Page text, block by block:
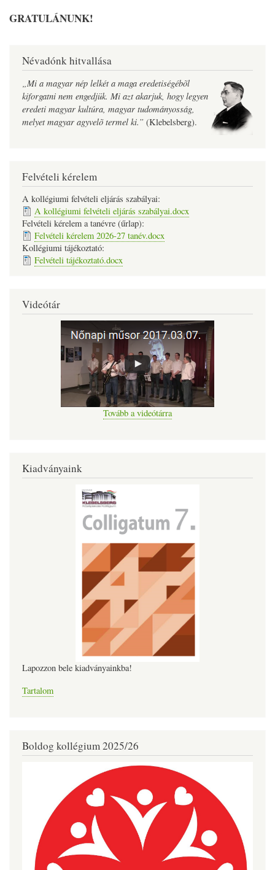
GRATULÁNUNK!
Névadónk hitvallása
„Mi a magyar nép lelkét a maga eredetiségébõl
kiforgatni nem engedjük. Mi azt akarjuk, hogy legyen
eredeti magyar kultúra, magyar tudományosság,
melyet magyar agyvelõ termel ki.” (Klebelsberg).
Felvételi kérelem
A kollégiumi felvételi eljárás szabályai:
A kollégiumi felvételi eljárás szabályai.docx
Felvételi kérelem a tanévre (űrlap):
Felvételi kérelem 2026-27 tanév.docx
Kollégiumi tájékoztató:
Felvételi tájékoztató.docx
Videótár
Tovább a videótárra
Kiadványaink
Lapozzon bele kiadványainkba!
Tartalom
Boldog kollégium 2025/26